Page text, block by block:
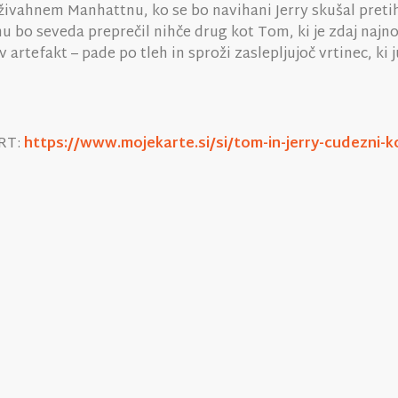
Manhattnu, ko se bo navihani Jerry skušal
seveda preprečil nihče drug kot Tom, ki je zdaj
artefakt – pade po tleh in sproži zaslepljujoč vrtinec, ki
https://www.mojekarte.si/si/tom-in-jerry-cudezni-